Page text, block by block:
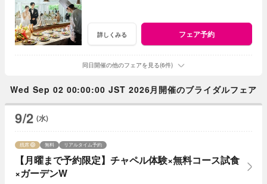
詳しくみる フェア予約
同日開催の他のフェアを見る(6件)
Wed Sep 02 00:00:00 JST 2026月開催のブライダルフェア
9/2 (水)
【月曜まで予約限定】チャペル体験×無料コース試食
×ガーデンW
残席 無料 リアルタイム予約